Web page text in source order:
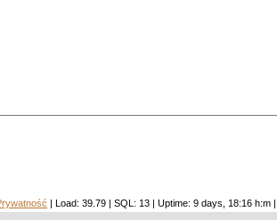
| Load: 39.79 | SQL: 13 | Uptime: 9 days, 18:16